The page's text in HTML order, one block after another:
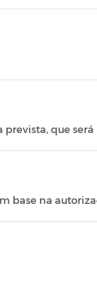
que
base na